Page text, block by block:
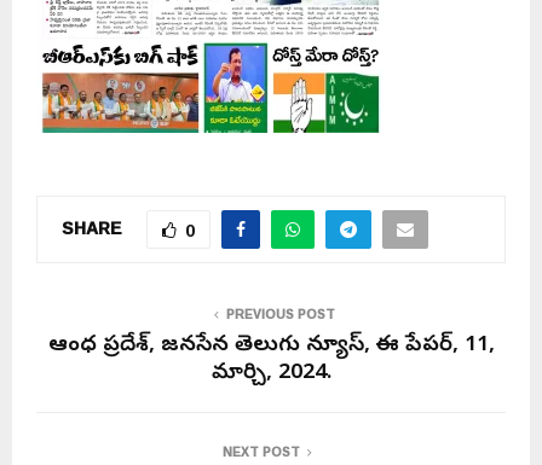
SHARE 0
PREVIOUS POST
ఆంధ్ర ప్రదేశ్, జనసేన తెలుగు న్యూస్, ఈ పేపర్, 11,
మార్చి, 2024.
NEXT POST